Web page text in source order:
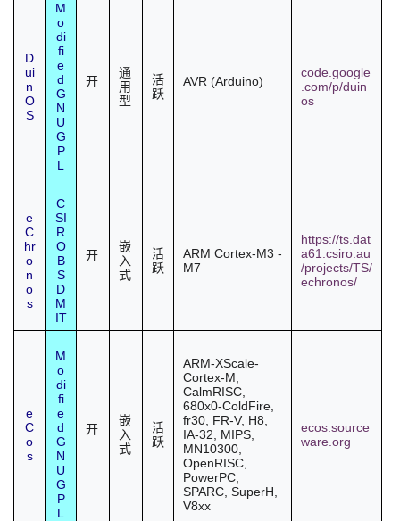
D
ui
n
O
S
M
o
di
fi
e
d
G
N
U
G
P
L
开
通
用
型
活
跃
AVR (Arduino)
code.google
.com/p/duin
os
e
C
hr
o
n
o
s
C
SI
R
O
B
S
D
M
IT
开
嵌
入
式
活
跃
ARM Cortex-M3 -
M7
https://ts.dat
a61.csiro.au
/projects/TS/
echronos/
e
C
o
s
M
o
di
fi
e
d
G
N
U
G
P
L
开
嵌
入
式
活
跃
ARM-XScale-
Cortex-M,
CalmRISC,
680x0-ColdFire,
fr30, FR-V, H8,
IA-32, MIPS,
MN10300,
OpenRISC,
PowerPC,
SPARC, SuperH
V8xx
ecos.source
ware.org